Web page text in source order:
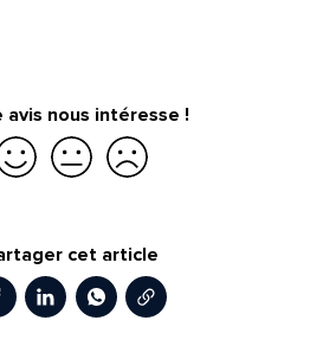
avis nous intéresse !
cet article
LinkedInWhatsAppCopier le lien